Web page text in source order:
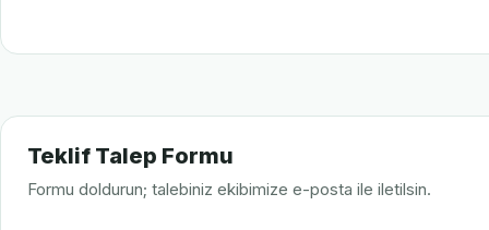
Teklif Talep Formu
Formu doldurun; talebiniz ekibimize e-posta ile iletilsin.